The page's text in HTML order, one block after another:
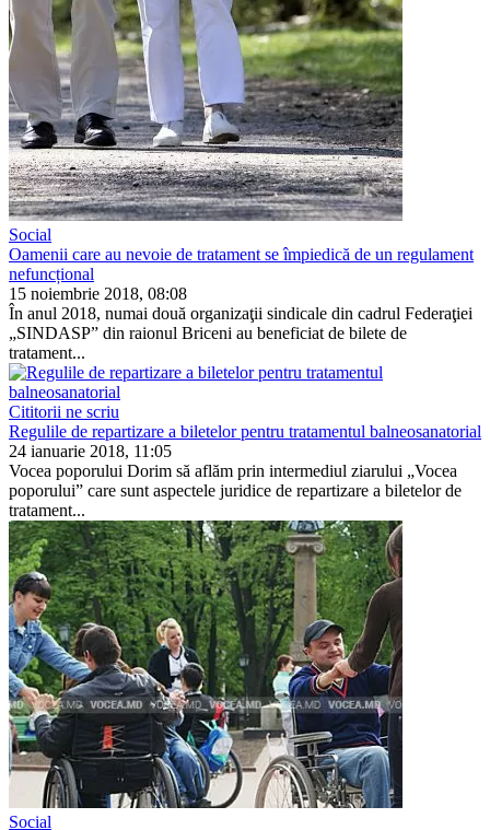
Social
Oamenii care au nevoie de tratament se împiedică de un regulament
nefuncțional
15 noiembrie 2018, 08:08
În anul 2018, numai două or­ganizaţii sindicale din cadrul Federaţiei
„SINDASP” din ra­ionul Briceni au beneficiat de bilete de
tratament...
Cititorii ne scriu
Regulile de repartizare a biletelor pentru tratamentul balneosanatorial
24 ianuarie 2018, 11:05
Vocea poporului Dorim să aflăm prin intermediul ziarului „Vocea
po­porului” care sunt aspectele juridice de repartizare a biletelor de
tratament...
Social